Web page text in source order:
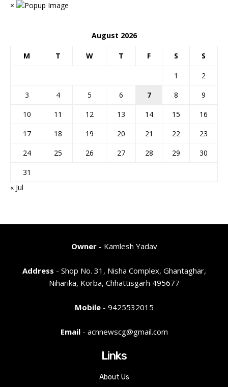
×
August 2026
M T W T F S S
1
2
3
4 5 6 7 8
9
10
11 12 13 14 15
16
17
18 19 20 21 22
23
24
25 26 27 28 29
30
31
« Jul
Owner- Kamlesh Yadav
Address - Shop No. 31, Nisha Complex, Ghantaghar,
Niharika, Korba, Chhattisgarh 495677
Mobile- 9425532015
Email- acnnewscg@gmail.com
Links
About Us